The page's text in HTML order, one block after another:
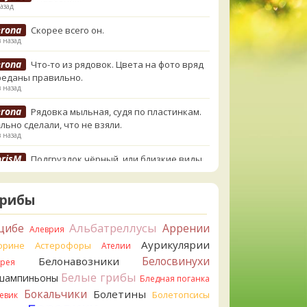
Скорее всего он.
назад
Что-то из рядовок. Цвета на фото вряд
правильно.
назад
Рядовка мыльная, судя по пластинкам.
сделали, что не взяли.
назад
Подгруздок чёрный, или близкие виды
назад
Вони не было, но вода и гриб при варке
желтеть. Выкинул. Большое спасибо.
Алеврия Альбатреллусы Аррении
Астерофоры Ателии Аурикулярии
Белонавозники Белосвинухи
Белые грибы Бледная поганка
Бокальчики Болетины Болетопсисы